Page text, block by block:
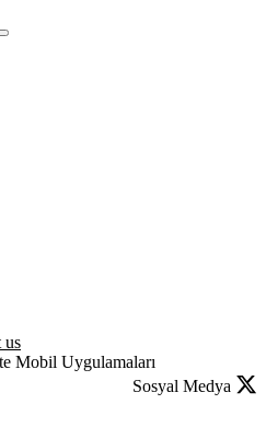
us
Mobil Uygulamaları
Sosyal Medya